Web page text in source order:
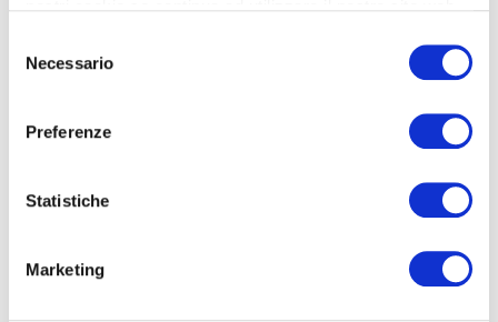
delNecessario
Preferenze
Statistiche
Marketing